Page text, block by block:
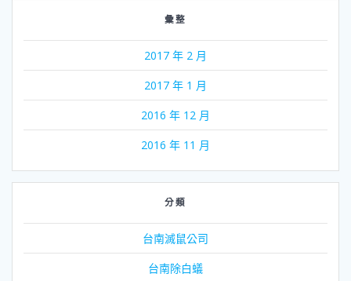
彙整
2017 年 2 月
2017 年 1 月
2016 年 12 月
2016 年 11 月
分類
台南滅鼠公司
台南除白蟻